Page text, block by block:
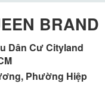
BRAND
Dân Cư Cityland
Phường Hiệp